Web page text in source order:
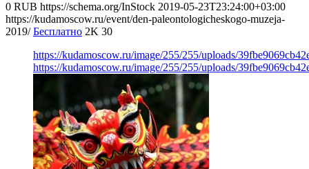
0 RUB https://schema.org/InStock 2019-05-23T23:24:00+03:00
https://kudamoscow.ru/event/den-paleontologicheskogo-muzeja-
2019/ Бесплатно 2K 30
https://kudamoscow.ru/image/255/255/uploads/
https://kudamoscow.ru/image/255/255/uploads/